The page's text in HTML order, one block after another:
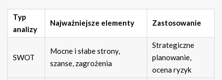
Typ
analizy
Najważniejsze elementy Zastosowanie
SWOT
Mocne i słabe strony,
szanse, zagrożenia
Strategiczne
planowanie,
ocena ryzyk